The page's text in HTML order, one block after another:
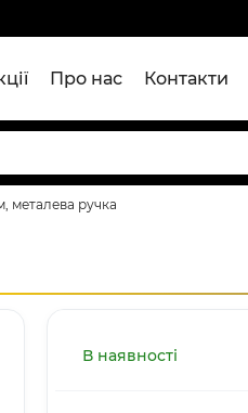
Про нас Контакти
металева ручка
В наявності